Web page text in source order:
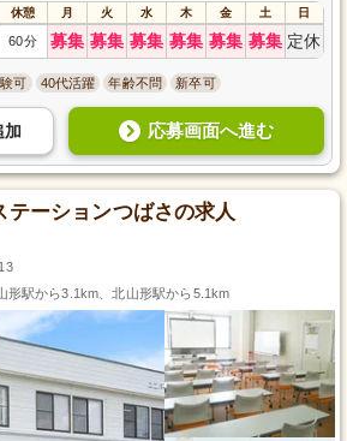
休憩 月 火 水 木 金 土 日
60分 募集 募集 募集 募集 募集 募集 定休
可 40代活躍 年齢不問 新卒可
加 応募画面へ進む
テーションつばさの求人
形駅から3.1km、北山形駅から5.1km